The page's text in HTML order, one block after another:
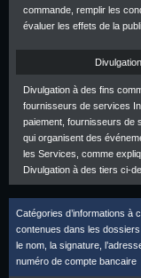
commande, remplir les
évaluer les effets de la
Divulgation à des fins
fournisseurs de services
paiement, fournisseurs de
qui organisent des
les Services, comme
Divulgation à des tiers ci-
Catégories d’informations à
contenues dans les
le nom, la signature,
numéro de compte bancaire